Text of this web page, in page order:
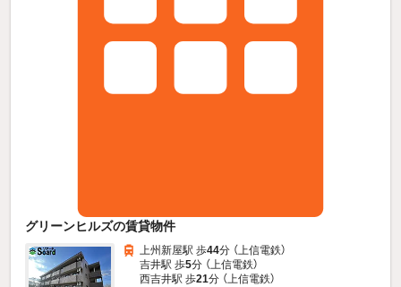
グリーンヒルズの賃貸物件
上州新屋駅 歩44分 （上信電鉄）
吉井駅 歩5分 （上信電鉄）
西吉井駅 歩21分 （上信電鉄）